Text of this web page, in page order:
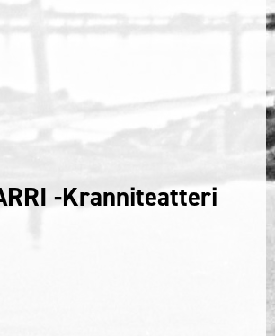
-Kranniteatteri